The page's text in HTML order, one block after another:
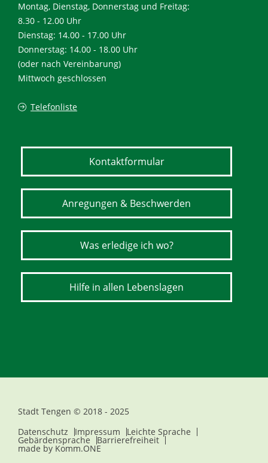
Montag, Dienstag, Donnerstag und Freitag:
8.30 - 12.00 Uhr
Dienstag: 14.00 - 17.00 Uhr
Donnerstag: 14.00 - 18.00 Uhr
(oder nach Vereinbarung)
Mittwoch geschlossen
Telefonliste
Kontaktformular
Anregungen & Beschwerden
Was erledige ich wo?
Hilfe in allen Lebenslagen
Stadt Tengen © 2018 - 2025
Datenschutz
Impressum Leichte Sprache
Gebärdensprache Barrierefreiheit
made by Komm.ONE